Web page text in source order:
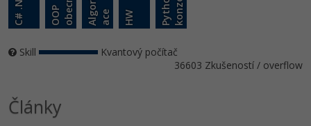
O
O
P
o
b
e
c
n ě g
e HW P
y
t
h
o
n
k
o
n
z
o
l
Skill
Kvantový počítač
36603 Zkušeností / overflow
Články